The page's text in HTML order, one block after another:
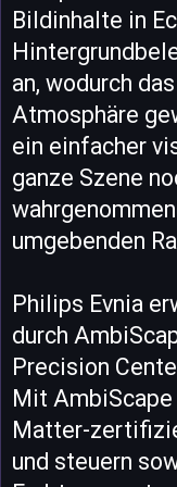
Bildinhalte in
an, wodurch
Atmosphäre
ein einfacher
ganze Szene
umgebenden
Philips Evnia
durch
Precision
Mit
Matter-
und steuern